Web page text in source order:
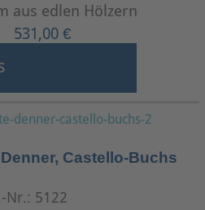
aus edlen Hölzern
531,00 €
Castello-Buchs
Nr.: 5122